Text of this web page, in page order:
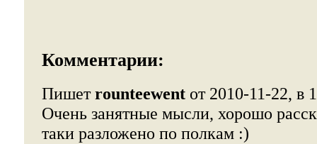
Комментарии:
Пишетrounteewent от 2010-11-22, в
Очень занятные мысли, хорошо
таки разложено по полкам :)